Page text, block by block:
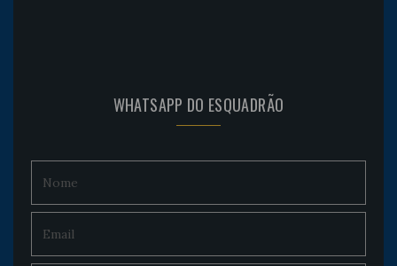
WHATSAPP DO ESQUADRÃO